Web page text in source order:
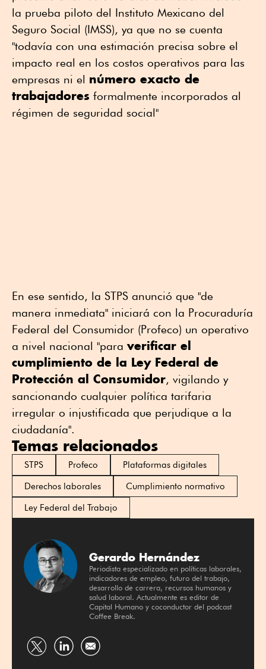
la prueba piloto del Instituto Mexicano del
Seguro Social (IMSS), ya que no se cuenta
"todavía con una estimación precisa sobre el
impacto real en los costos operativos para las
empresas ni el número exacto de
trabajadores formalmente incorporados al
régimen de seguridad social"
En ese sentido, la STPS anunció que "de
manera inmediata" iniciará con la Procuraduría
Federal del Consumidor (Profeco) un operativo
a nivel nacional "para verificar el
cumplimiento de la Ley Federal de
Protección al Consumidor, vigilando y
sancionando cualquier política tarifaria
irregular o injustificada que perjudique a la
ciudadanía".
Temas relacionados
STPS Profeco
Plataformas digitales
Derechos laborales
Cumplimiento normativo
Ley Federal del Trabajo
Gerardo Hernández
Periodista especializado en políticas laborales,
indicadores de empleo, futuro del trabajo,
desarrollo de carrera, recursos humanos y
salud laboral. Actualmente es editor de
Capital Humano y coconductor del podcast
Coffee Break.
Compartir Compartir